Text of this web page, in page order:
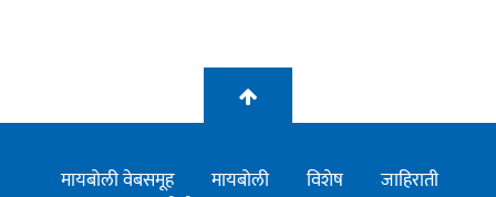
मायबोली वेबसमूह मायबोली विशेष
जाहिराती